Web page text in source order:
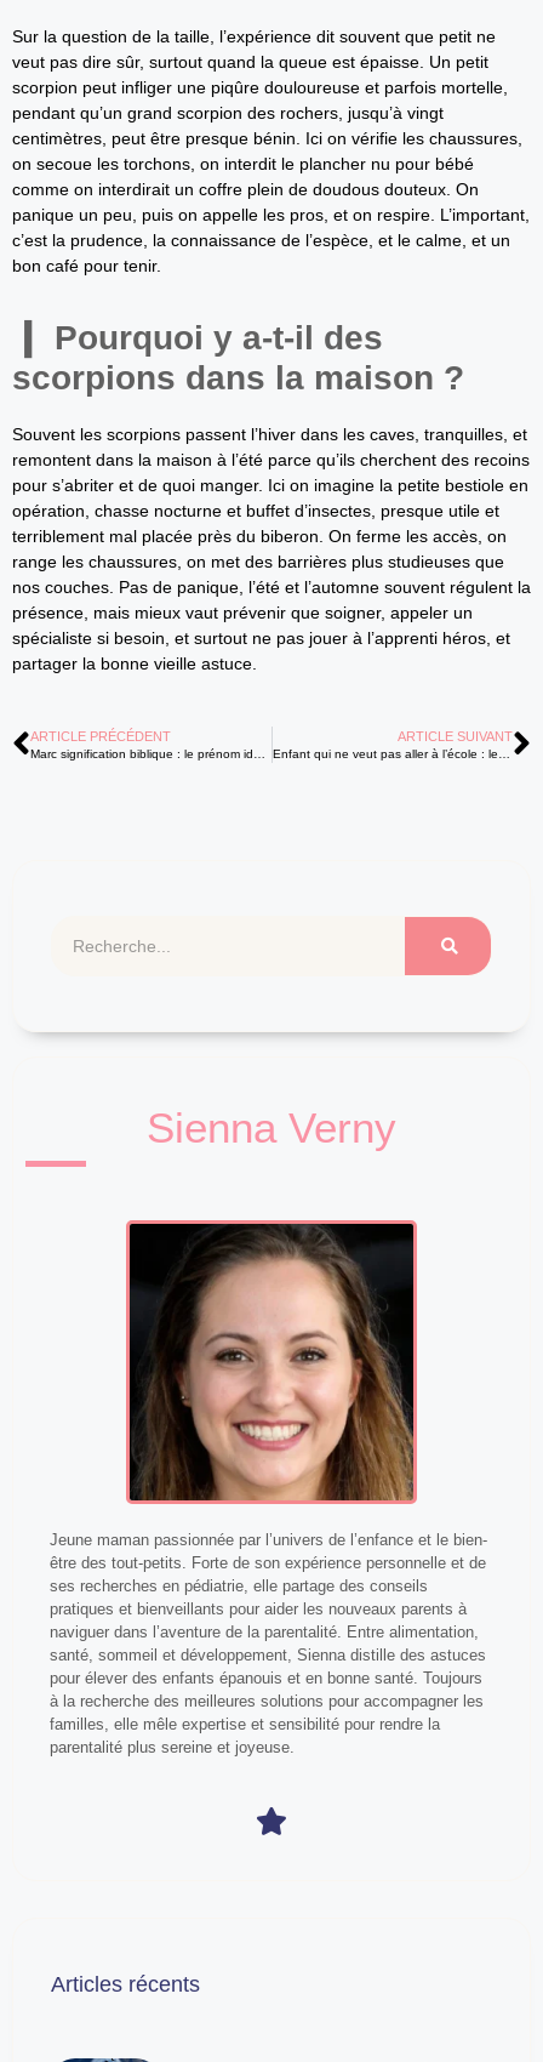
Sur la question de la taille, l’expérience dit souvent que petit ne
veut pas dire sûr, surtout quand la queue est épaisse. Un petit
scorpion peut infliger une piqûre douloureuse et parfois mortelle,
pendant qu’un grand scorpion des rochers, jusqu’à vingt
centimètres, peut être presque bénin. Ici on vérifie les chaussures,
on secoue les torchons, on interdit le plancher nu pour bébé
comme on interdirait un coffre plein de doudous douteux. On
panique un peu, puis on appelle les pros, et on respire. L’important,
c’est la prudence, la connaissance de l’espèce, et le calme, et un
bon café pour tenir.
Pourquoi y a-t-il des
scorpions dans la maison ?
Souvent les scorpions passent l’hiver dans les caves, tranquilles, et
remontent dans la maison à l’été parce qu’ils cherchent des recoins
pour s’abriter et de quoi manger. Ici on imagine la petite bestiole en
opération, chasse nocturne et buffet d’insectes, presque utile et
terriblement mal placée près du biberon. On ferme les accès, on
range les chaussures, on met des barrières plus studieuses que
nos couches. Pas de panique, l’été et l’automne souvent régulent la
présence, mais mieux vaut prévenir que soigner, appeler un
spécialiste si besoin, et surtout ne pas jouer à l’apprenti héros, et
partager la bonne vieille astuce.
ARTICLE PRÉCÉDENT ARTICLE SUIVANT
Sienna Verny
Jeune maman passionnée par l’univers de l’enfance et le bien-
être des tout-petits. Forte de son expérience personnelle et de
ses recherches en pédiatrie, elle partage des conseils
pratiques et bienveillants pour aider les nouveaux parents à
naviguer dans l’aventure de la parentalité. Entre alimentation,
santé, sommeil et développement, Sienna distille des astuces
pour élever des enfants épanouis et en bonne santé. Toujours
à la recherche des meilleures solutions pour accompagner les
familles, elle mêle expertise et sensibilité pour rendre la
parentalité plus sereine et joyeuse.
Articles récents